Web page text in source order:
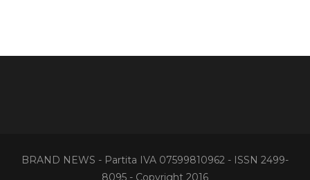
BRAND NEWS - Partita IVA 07599810962 - ISSN 2499-